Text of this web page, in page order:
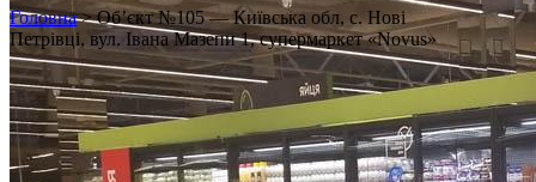
Головна>Об’єкт №105 — Київська обл, с. Нові
Петрівці, вул. Івана Мазепи 1, супермаркет «Novus»